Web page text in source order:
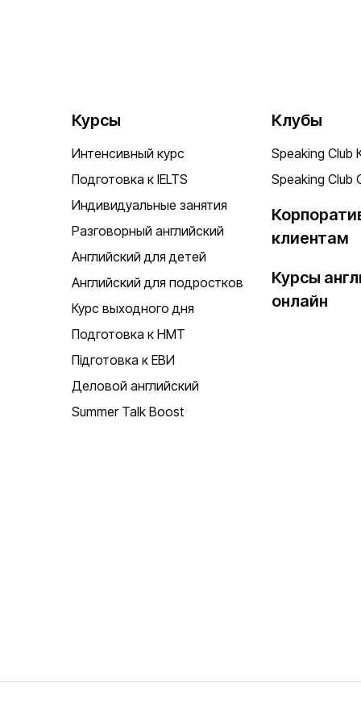
Курсы
Интенсивный курс
Подготовка к IELTS
Индивидуальные занятия
Разговорный английский
Английский для детей
Английский для подростков
Курс выходного дня
Подготовка к НМТ
Підготовка к ЕВИ
Деловой английский
Summer Talk Boost
Клубы
Speaking Club
Speaking Club
клиентам
Курсы
онлайн